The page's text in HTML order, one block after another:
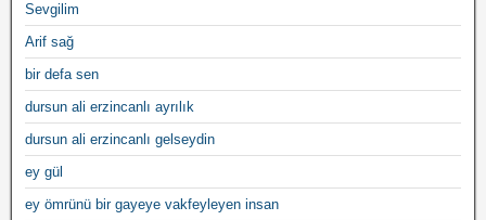
Sevgilim
Arif sağ
bir defa sen
dursun ali erzincanlı ayrılık
dursun ali erzincanlı gelseydin
ey gül
ey ömrünü bir gayeye vakfeyleyen insan